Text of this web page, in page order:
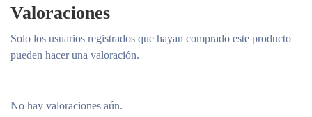
Valoraciones
No hay valoraciones aún.
Solo los usuarios registrados que hayan comprado este producto
pueden hacer una valoración.